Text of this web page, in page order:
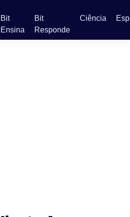
Bit
Ensina
Bit
Responde
Ciência